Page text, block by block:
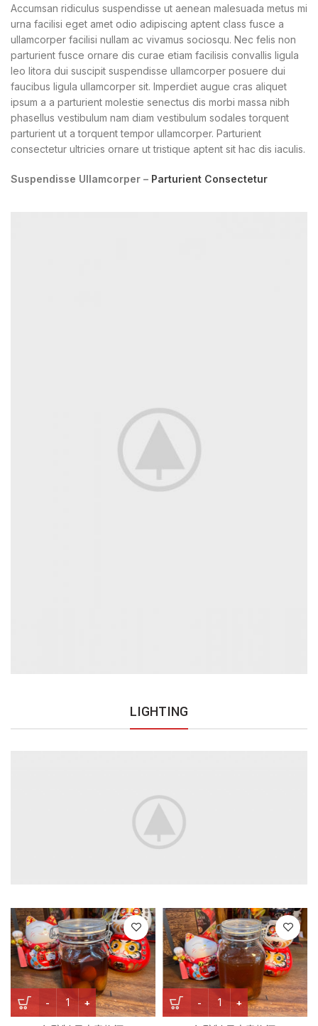
Accumsan ridiculus suspendisse ut aenean malesuada metus mi
urna facilisi eget amet odio adipiscing aptent class fusce a
ullamcorper facilisi nullam ac vivamus sociosqu. Nec felis non
parturient fusce ornare dis curae etiam facilisis convallis ligula
leo litora dui suscipit suspendisse ullamcorper posuere dui
faucibus ligula ullamcorper sit. Imperdiet augue cras aliquet
ipsum a a parturient molestie senectus dis morbi massa nibh
phasellus vestibulum nam diam vestibulum sodales torquent
parturient ut a torquent tempor ullamcorper. Parturient
consectetur ultricies ornare ut tristique aptent sit hac dis iaculis.
Suspendisse Ullamcorper – Parturient Consectetur
LIGHTING
2022年酿制 日本青梅酒 Ume Plum Wine quantity
2022年酿制 日本青梅酒